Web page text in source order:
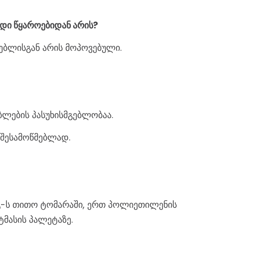
წყაროებიდან არის?
არის მოპოვებული.
პასუხისმგებლობაა.
ს თითო ტომარაში, ერთ პოლიეთილენის
პალეტაზე.